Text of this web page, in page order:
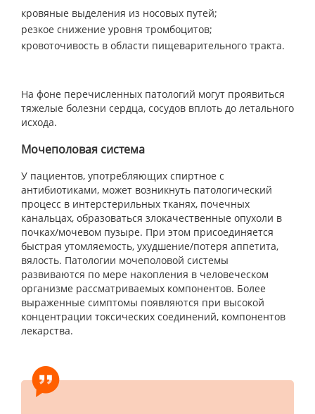
кровяные выделения из носовых путей;
резкое снижение уровня тромбоцитов;
кровоточивость в области пищеварительного тракта.
На фоне перечисленных патологий могут проявиться
тяжелые болезни сердца, сосудов вплоть до летального
исхода.
Мочеполовая система
У пациентов, употребляющих спиртное с
антибиотиками, может возникнуть патологический
процесс в интерстерильных тканях, почечных
канальцах, образоваться злокачественные опухоли в
почках/мочевом пузыре. При этом присоединяется
быстрая утомляемость, ухудшение/потеря аппетита,
вялость. Патологии мочеполовой системы
развиваются по мере накопления в человеческом
организме рассматриваемых компонентов. Более
выраженные симптомы появляются при высокой
концентрации токсических соединений, компонентов
лекарства.